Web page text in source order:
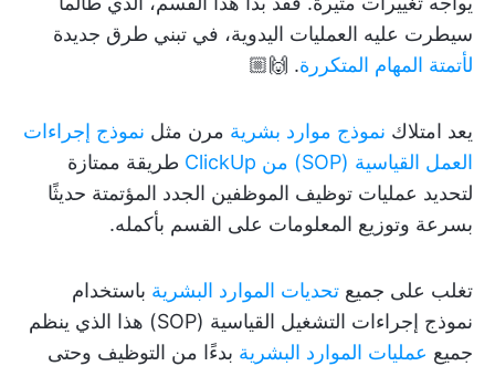
سيطرت عليه العمليات اليدوية، في تبني طرق جديدة
لأتمتة المهام المتكررة. 🙌🏼
يعد امتلاك نموذج موارد بشرية مرن مثل نموذج إجراءات
العمل القياسية (SOP) من ClickUp
طريقة ممتازة
لتحديد عمليات توظيف الموظفين الجدد المؤتمتة حديثًا
بسرعة وتوزيع المعلومات على القسم بأكمله.
تغلب على جميع تحديات الموارد البشرية باستخدام
نموذج إجراءات التشغيل القياسية (SOP) هذا الذي ينظم
جميع عمليات الموارد البشرية بدءًا من التوظيف وحتى